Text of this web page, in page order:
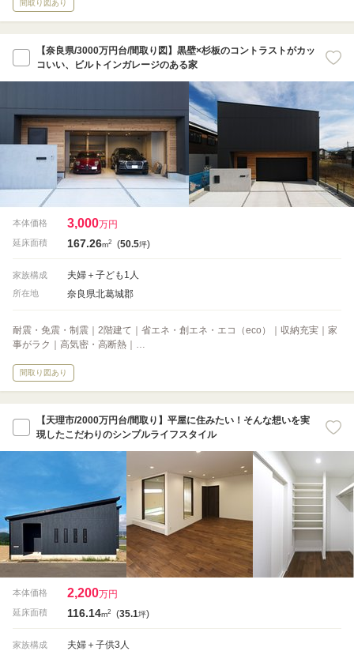
間取り図あり
【奈良県/3000万円台/間取り図】黒壁×杉板のコントラストがカッ
コいい、ビルトインガレージのある家
本体価格 3,000万円
延床面積 167.26m2 (50.5坪)
家族構成 夫婦＋子ども1人
所在地 奈良県北葛城郡
耐震・免震・制震｜2階建て｜省エネ・創エネ・エコ（eco）｜収納充実｜家
事がラク｜高気密・高断熱｜…
間取り図あり
【天理市/2000万円台/間取り】平屋に住みたい！そんな想いを実
現したこだわりのシンプルライフスタイル
本体価格 2,200万円
延床面積 116.14m2 (35.1坪)
家族構成 夫婦＋子供3人